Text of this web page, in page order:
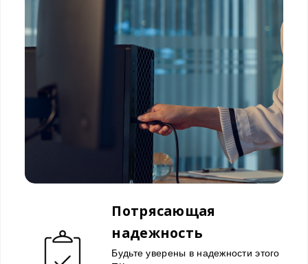
Потрясающая
надежность
Будьте уверены в надежности этого